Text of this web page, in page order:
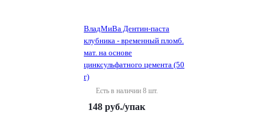
ВладМиВа Дентин-паста
клубника - временный пломб.
мат. на основе
цинксульфатного цемента (50
г)
Есть в наличии 8 шт.
148 руб./упак